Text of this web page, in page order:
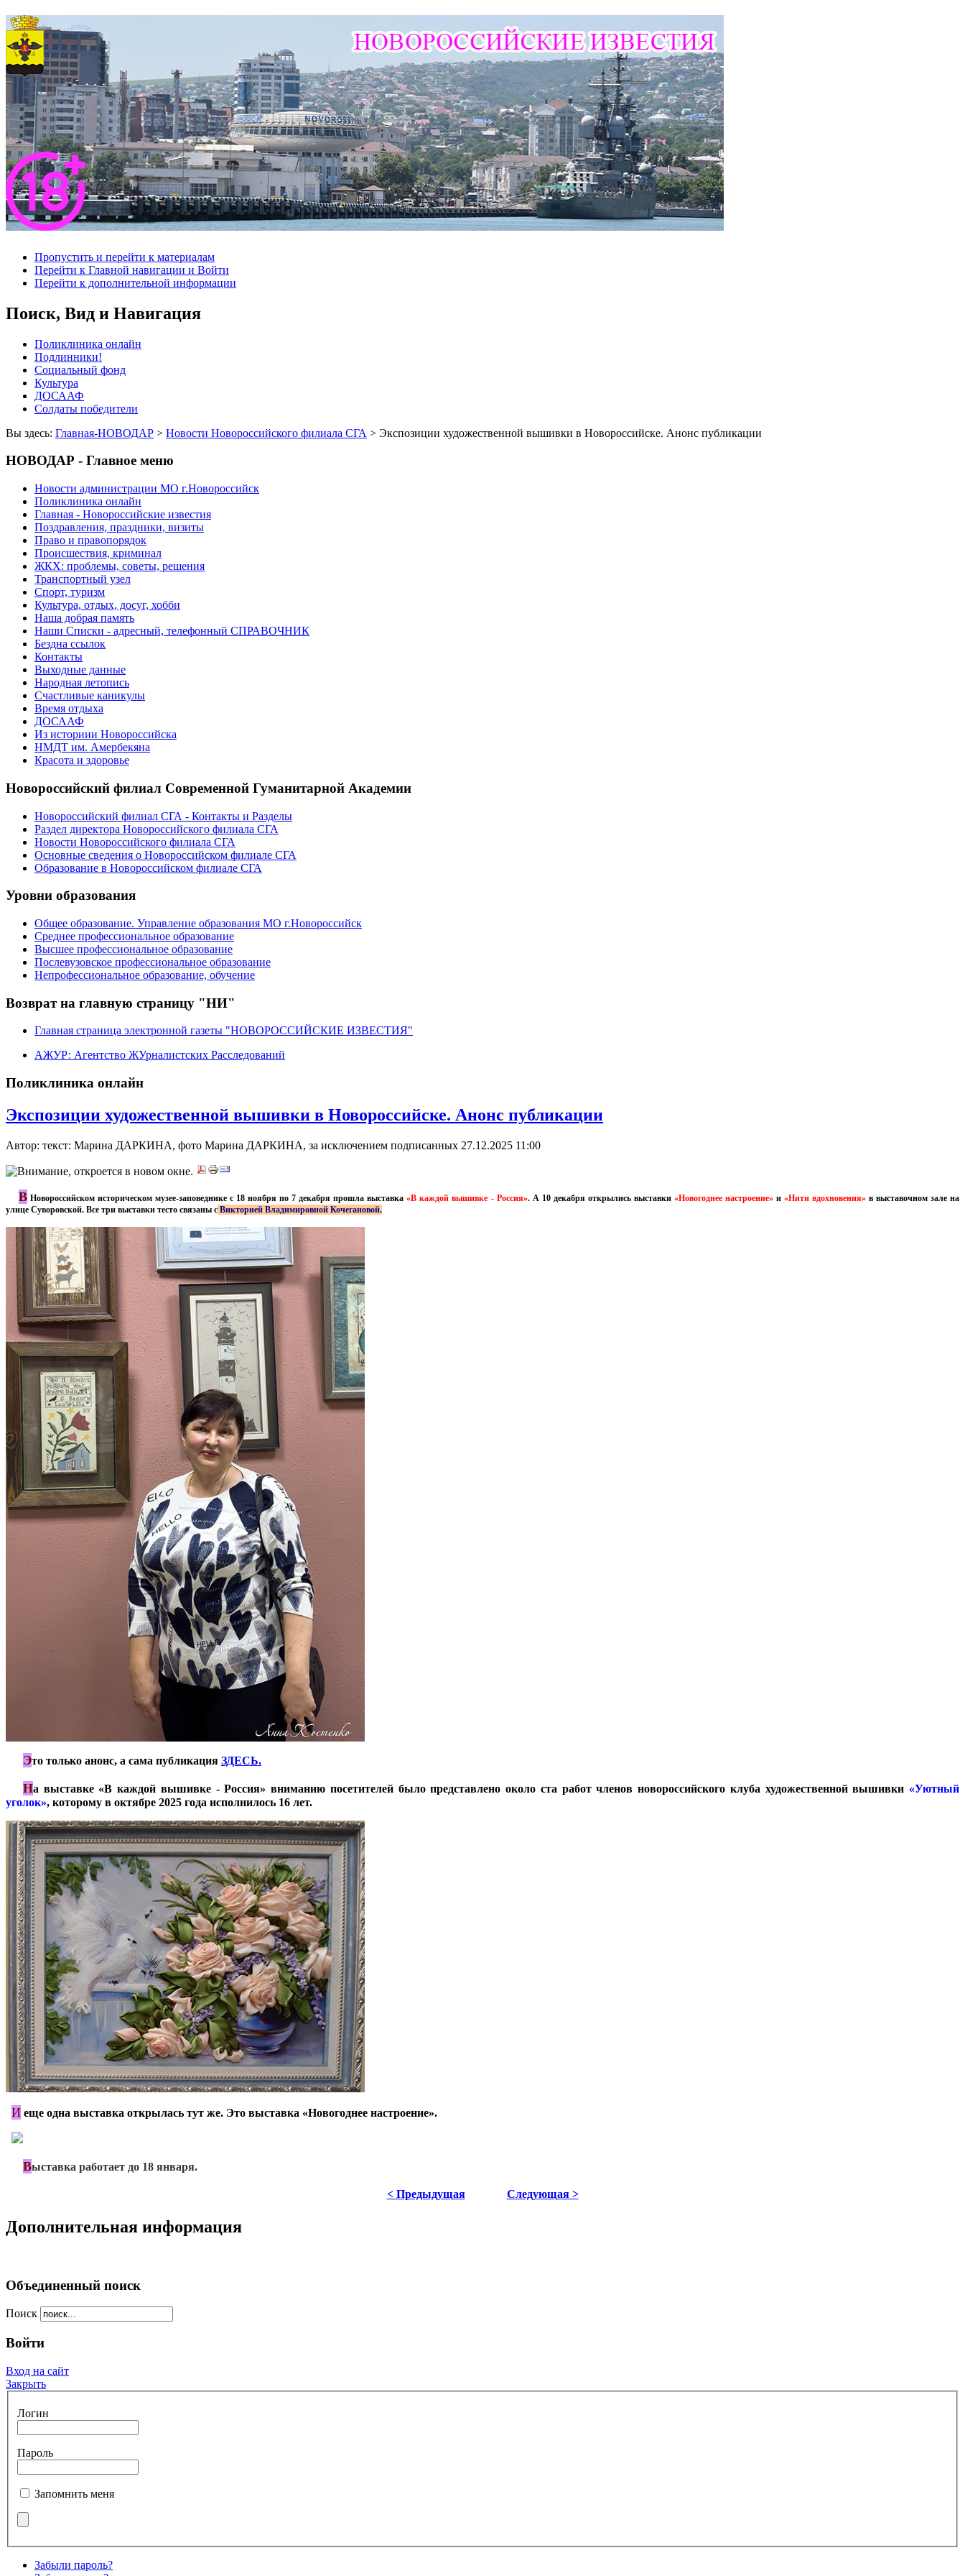
Пропустить и перейти к материалам
Перейти к Главной навигации и Войти
Перейти к дополнительной информации
Поиск, Вид и Навигация
Поликлиника онлайн
Подлинники!
Социальный фонд
Культура
ДОСААФ
Солдаты победители
Вы здесь: Главная-НОВОДАР > Новости Новороссийского филиала СГА > Экспозиции художественной вышивки в Новороссийске. Анонс публикации
НОВОДАР - Главное меню
Новости администрации МО г.Новороссийск
Поликлиника онлайн
Главная - Новороссийские известия
Поздравления, праздники, визиты
Право и правопорядок
Происшествия, криминал
ЖКХ: проблемы, советы, решения
Транспортный узел
Спорт, туризм
Культура, отдых, досуг, хобби
Наша добрая память
Наши Списки - адресный, телефонный СПРАВОЧНИК
Бездна ссылок
Контакты
Выходные данные
Народная летопись
Счастливые каникулы
Время отдыха
ДОСААФ
Из историии Новороссийска
НМДТ им. Амербекяна
Красота и здоровье
Новороссийский филиал Современной Гуманитарной Академии
Новороссийский филиал СГА - Контакты и Разделы
Раздел директора Новороссийского филиала СГА
Новости Новороссийского филиала СГА
Основные сведения о Новороссийском филиале СГА
Образование в Новороссийском филиале СГА
Уровни образования
Общее образование. Управление образования МО г.Новороссийск
Среднее профессиональное образование
Высшее профессиональное образование
Послевузовское профессиональное образование
Непрофессиональное образование, обучение
Возврат на главную страницу "НИ"
Главная страница электронной газеты "НОВОРОССИЙСКИЕ ИЗВЕСТИЯ"
АЖУР: Агентство ЖУрналистских Расследований
Поликлиника онлайн
Экспозиции художественной вышивки в Новороссийске. Анонс публикации
Автор: текст: Марина ДАРКИНА, фото Марина ДАРКИНА, за исключением подписанных 27.12.2025 11:00
В Новороссийском историческом музее-заповеднике с 18 ноября по 7 декабря прошла выставка«В каждой вышивке - Россия». А 10 декабря открылись выставки «Новогоднее настроение»и «Нити вдохновения»в выставочном зале на
улице Суворовской. Все три выставки тесто связаны с Викторией Владимировной Кочегановой.
Это только анонс, а сама публикация ЗДЕСЬ.
На выставке «В каждой вышивке - Россия» вниманию посетителей было представлено около ста работ членов новороссийского клуба художественной вышивки «Уютный
уголок», которому в октябре 2025 года исполнилось 16 лет.
И еще одна выставка открылась тут же. Это выставка «Новогоднее настроение».
Выставка работает до 18 января.
< Предыдущая Следующая >
Дополнительная информация
Объединенный поиск
Поиск
Войти
Вход на сайт
Закрыть
Логин
Пароль
Запомнить меня
Забыли пароль?